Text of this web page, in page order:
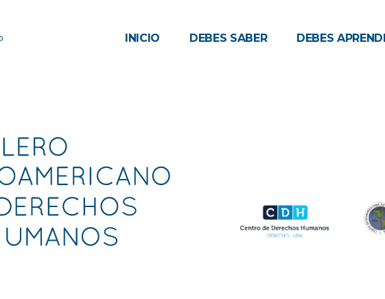
INICIO DEBES SABER DEBES